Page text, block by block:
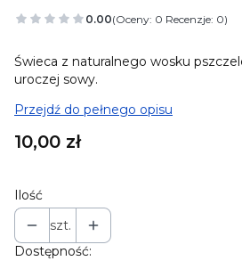
0.00(Oceny: 0 Recenzje: 0)
Świeca z naturalnego wosku
uroczej sowy.
Przejdź do pełnego opisu
Cena
10,00 zł
Ilość
szt.
Dostępność: